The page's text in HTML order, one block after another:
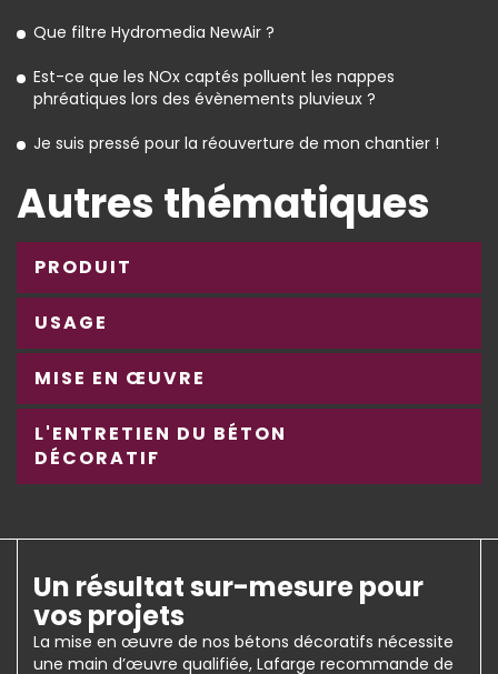
Que filtre Hydromedia NewAir ?
Est-ce que les NOx captés polluent les nappes
phréatiques lors des évènements pluvieux ?
Je suis pressé pour la réouverture de mon chantier !
Autres thématiques
PRODUIT
USAGE
MISE EN ŒUVRE
L'ENTRETIEN DU BÉTON
DÉCORATIF
Un résultat sur-mesure pour
vos projets
La mise en œuvre de nos bétons décoratifs nécessite
une main d’œuvre qualifiée, Lafarge recommande de